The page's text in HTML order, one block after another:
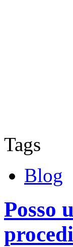
Tags
Blog
Posso